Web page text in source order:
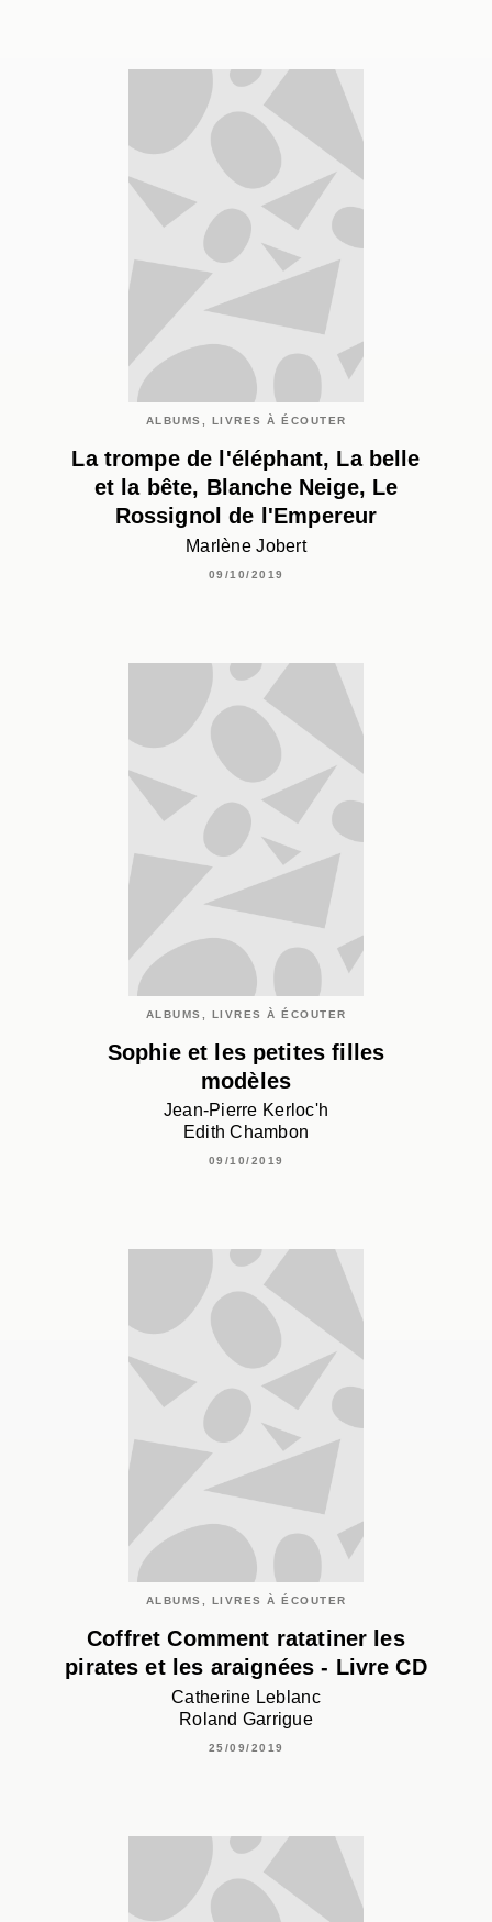
ALBUMS, LIVRES À ÉCOUTER
La trompe de l'éléphant, La belle
et la bête, Blanche Neige, Le
Rossignol de l'Empereur
Marlène Jobert
09/10/2019
ALBUMS, LIVRES À ÉCOUTER
Sophie et les petites filles
modèles
Jean-Pierre Kerloc'h
Edith Chambon
09/10/2019
ALBUMS, LIVRES À ÉCOUTER
Coffret Comment ratatiner les
pirates et les araignées - Livre CD
Catherine Leblanc
Roland Garrigue
25/09/2019